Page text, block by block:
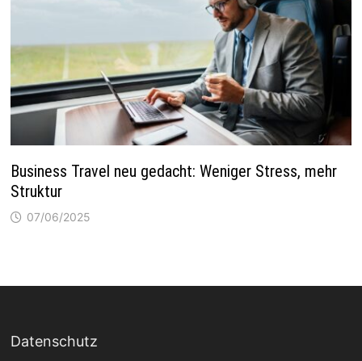
Business Travel neu gedacht: Weniger Stress, mehr
Struktur
07/06/2025
Datenschutz